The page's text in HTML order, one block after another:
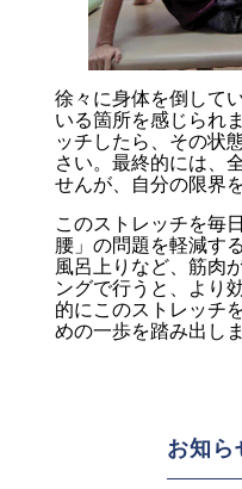
徐々に身体を倒して
いる箇所を感じられ
ッチしたら、その状
さい。最終的には、
せんが、自分の限界
このストレッチを毎
腰」の問題を軽減す
風呂上りなど、筋肉
ングで行うと、より
的にこのストレッチ
めの一歩を踏み出し
お知ら